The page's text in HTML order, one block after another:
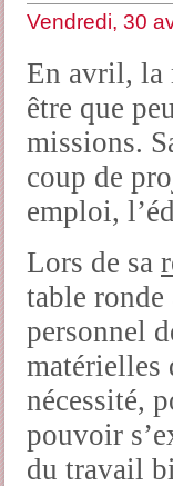
Vendredi, 30
En avril, la
être que
missions.
coup de
emploi,
Lors de sa
table ronde
personnel
matérielles
nécessité,
pouvoir
du travail